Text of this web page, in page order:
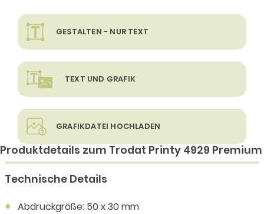
GESTALTEN - NUR TEXT
TEXT UND GRAFIK
GRAFIKDATEI HOCHLADEN
Produktdetails zum Trodat Printy 4929 Premium
Technische Details
Abdruckgröße: 50 x 30 mm